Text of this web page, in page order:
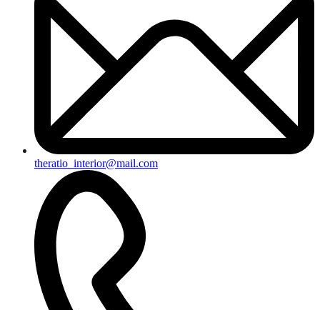
theratio_interior@mail.com